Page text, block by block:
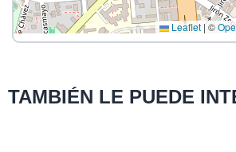
Leaflet |©
TAMBIÉN LE PUEDE